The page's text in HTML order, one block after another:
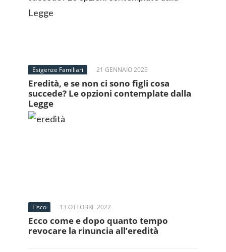
Esigenze Familiari 21 GENNAIO 2025
Eredità, e se non ci sono figli cosa
succede? Le opzioni contemplate dalla
Legge
Fisco 13 OTTOBRE 2022
Ecco come e dopo quanto tempo
revocare la rinuncia all’eredità